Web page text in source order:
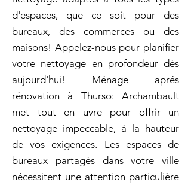
d'espaces, que ce soit pour des
bureaux, des commerces ou des
maisons! Appelez-nous pour planifier
votre nettoyage en profondeur dès
aujourd'hui! Ménage aprés
rénovation à Thurso: Archambault
met tout en uvre pour offrir un
nettoyage impeccable, à la hauteur
de vos exigences. Les espaces de
bureaux partagés dans votre ville
nécessitent une attention particulière